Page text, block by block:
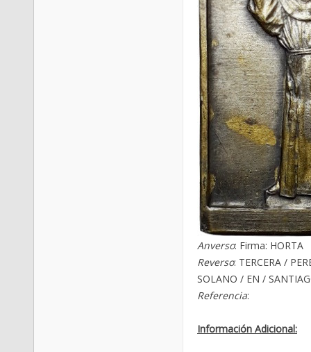
Anverso: Firma: HORTA
Reverso: TERCERA /
SOLANO / EN /
Referencia:
Información Adicional: